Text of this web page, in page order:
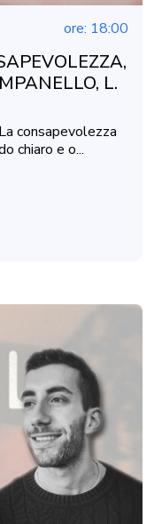
ore: 18:00
L.
consapevolezza
chiaro e o...